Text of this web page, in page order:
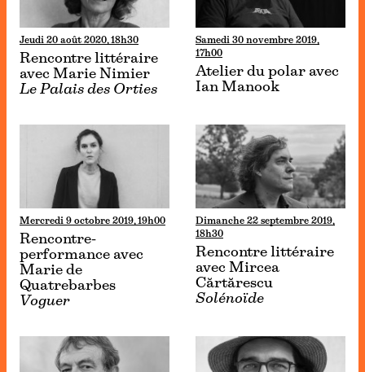
Jeudi 20 août 2020, 18h30
Rencontre littéraire
avec Marie Nimier
Le Palais des Orties
Samedi 30 novembre 2019,
17h00
Atelier du polar avec
Ian Manook
Mercredi 9 octobre 2019, 19h00
Rencontre-
performance avec
Marie de
Quatrebarbes
Voguer
Dimanche 22 septembre 2019,
18h30
Rencontre littéraire
avec Mircea
Cărtărescu
Solénoïde